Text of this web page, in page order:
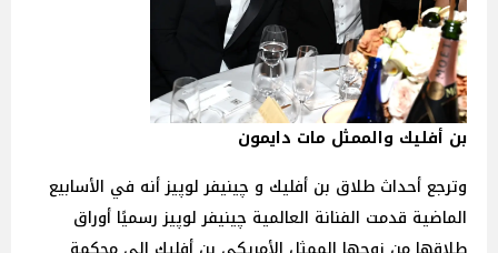
بن أفليك والممثل مات دايمون
وترجع أحداث طلاق بن أفليك و چينيفر لوپيز أنه في الأسابيع
الماضية قدمت الفنانة العالمية چينيفر لوپيز رسميًا أوراق